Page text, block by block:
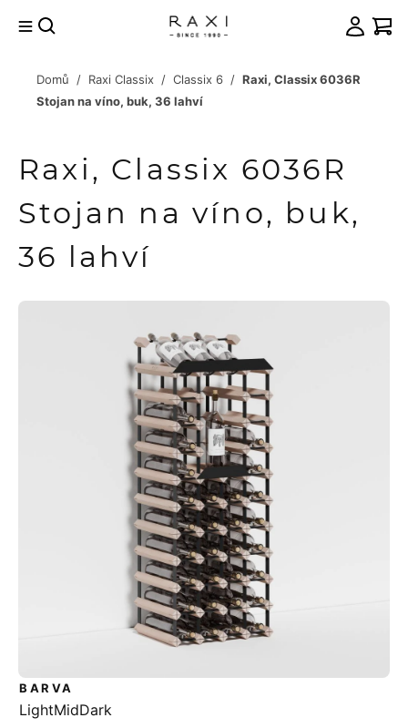
Domů / Raxi Classix / Classix 6 / Raxi, Classix 6036R
Stojan na víno, buk, 36 lahví
Raxi, Classix 6036R
Stojan na víno, buk,
36 lahví
BARVA
LightMidDark